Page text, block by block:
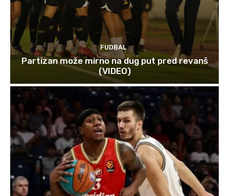
FUDBAL
Partizan može mirno na dug put pred revanš
(VIDEO)